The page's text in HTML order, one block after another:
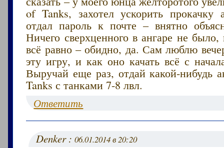
of Tanks, захотел ускорить прокачку
отдал пароль к почте – внятно
Ничего сверхценного в ангаре не
всё равно – обидно, да. Сам люблю
эту игру, и как оно качать всё с
Выручай еще раз, отдай какой-нибудь
Tanks с танками 7-8 лвл.
Ответить
Denker :06.01.2014 в 20:20